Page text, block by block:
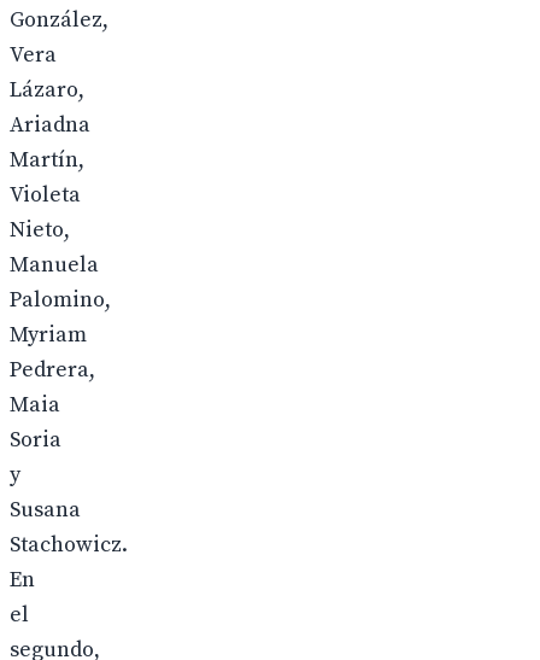
González,
Vera
Lázaro,
Ariadna
Martín,
Violeta
Nieto,
Manuela
Palomino,
Myriam
Pedrera,
Maia
Soria
y
Susana
Stachowicz.
En
el
segundo,